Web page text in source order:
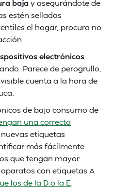
baja y asegurándote de
estén selladas
el hogar, procura no
electrónicos
Parece de perogrullo,
cuenta a la hora de
de bajo consumo de
una correcta
nuevas etiquetas
más fácilmente
que tengan mayor
con etiquetas A
los de la D o la E